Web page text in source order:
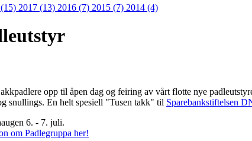
2017 (13) 2016 (7) 2015 (7) 2014 (4)
opp til åpen dag og feiring av vårt flotte nye
snullings. En helt spesiell "Tusen takk" til Sparebankstiftelsen
6. - 7. juli.
om Padlegruppa her!